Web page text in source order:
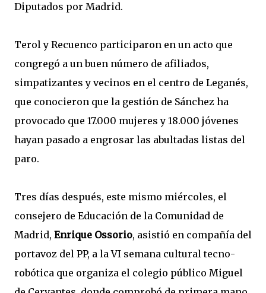
Diputados por Madrid.
Terol y Recuenco participaron en un acto que
congregó a un buen número de afiliados,
simpatizantes y vecinos en el centro de Leganés,
que conocieron que la gestión de Sánchez ha
provocado que 17.000 mujeres y 18.000 jóvenes
hayan pasado a engrosar las abultadas listas del
paro.
Tres días después, este mismo miércoles, el
consejero de Educación de la Comunidad de
Madrid, Enrique Ossorio, asistió en compañía del
portavoz del PP, a la VI semana cultural tecno-
robótica que organiza el colegio público Miguel